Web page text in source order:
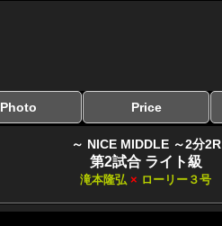
Photo Price
料金
お支払い方法
～ NICE MIDDLE ～2分2R
第2試合 ライト級
滝本隆弘 × ローリー３号